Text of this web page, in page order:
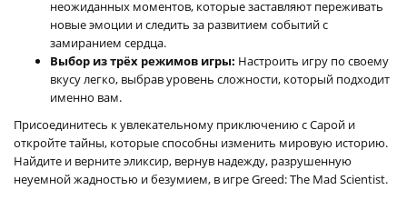
неожиданных моментов, которые заставляют переживать
новые эмоции и следить за развитием событий с
замиранием сердца.
Выбор из трёх режимов игры: Настроить игру по своему
вкусу легко, выбрав уровень сложности, который подходит
именно вам.
Присоединитесь к увлекательному приключению с Сарой и
откройте тайны, которые способны изменить мировую историю.
Найдите и верните эликсир, вернув надежду, разрушенную
неуемной жадностью и безумием, в игре Greed: The Mad Scientist.